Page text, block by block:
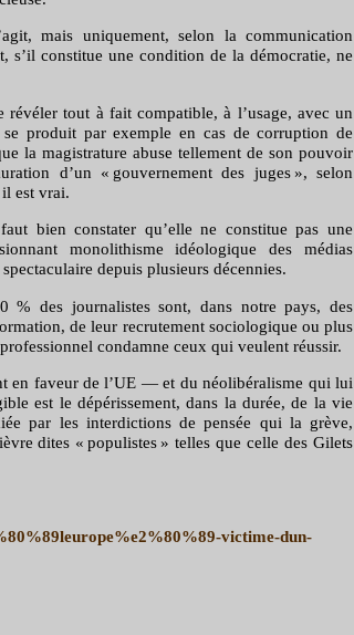
mais uniquement, selon la communication
s’il constitue une condition de la démocratie, ne
tout à fait compatible, à l’usage, avec un
produit par exemple en cas de corruption de
la magistrature abuse tellement de son pouvoir
d’un « gouvernement des juges », selon
est vrai.
bien constater qu’elle ne constitue pas une
monolithisme idéologique des médias
depuis plusieurs décennies.
% des journalistes sont, dans notre pays, des
de leur recrutement sociologique ou plus
condamne ceux qui veulent réussir.
en faveur de l’UE — et du néolibéralisme qui lui
est le dépérissement, dans la durée, de la vie
par les interdictions de pensée qui la grève,
dites « populistes » telles que celle des Gilets
victime-dun-